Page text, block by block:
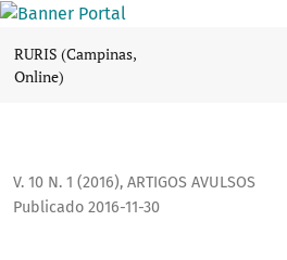
RURIS (Campinas,
Online)
V. 10 N. 1 (2016), ARTIGOS AVULSOS
Publicado 2016-11-30